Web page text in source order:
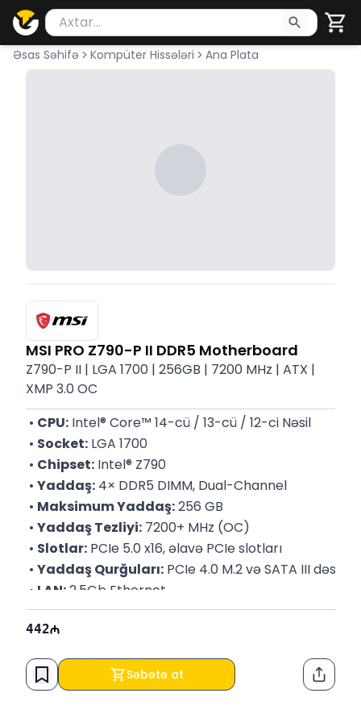
Məhsul axtar
Axtarış üçün ən azı 2 simvol yazın. Göndərmək
Əsas Səhifə Kompüter Hissələri Ana Plata
MSI PRO Z790-P II DDR5 Motherboard
Z790-P II | LGA 1700​ | 256GB | 7200 MHz | ATX |
XMP 3.0 OC
• CPU: Intel® Core™ 14-cü / 13-cü / 12-ci Nəsil
• Socket: LGA 1700
• Chipset: Intel® Z790
• Yaddaş: 4× DDR5 DIMM, Dual-Channel
• Maksimum Yaddaş: 256 GB
• Yaddaş Tezliyi: 7200+ MHz (OC)
• Slotlar: PCIe 5.0 x16, əlavə PCIe slotları
• Yaddaş Qurğuları: PCIe 4.0 M.2 və SATA III dəstəyi
• LAN: 2.5Gb Ethernet
• Audio: Audio Boost (yüksək keyfiyyətli səs sistemi)
• USB:
Qida Sistemi: 14+1+1 faza VRM, dual 8-
pin CPU power
442
Səbətə at